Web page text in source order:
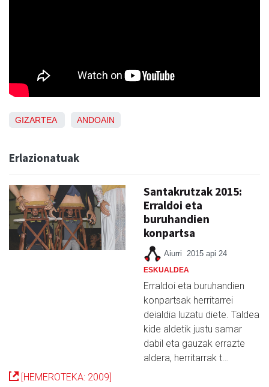
GIZARTEA ANDOAIN
Erlazionatuak
Santakrutzak 2015:
Erraldoi eta
buruhandien
konpartsa
Aiurri 2015 api 24
ESKUALDEA
Erraldoi eta buruhandien
konpartsak herritarrei
deialdia luzatu diete. Taldea
kide aldetik justu samar
dabil eta gauzak errazte
aldera, herritarrak t…
[HEMEROTEKA: 2009]